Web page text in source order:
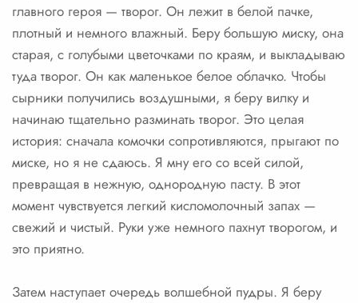
главного героя — творог. Он лежит в белой пачке,
плотный и немного влажный. Беру большую миску, она
старая, с голубыми цветочками по краям, и выкладываю
туда творог. Он как маленькое белое облачко. Чтобы
сырники получились воздушными, я беру вилку и
начинаю тщательно разминать творог. Это целая
история: сначала комочки сопротивляются, прыгают по
миске, но я не сдаюсь. Я мну его со всей силой,
превращая в нежную, однородную пасту. В этот
момент чувствуется легкий кисломолочный запах —
свежий и чистый. Руки уже немного пахнут творогом, и
это приятно.
Затем наступает очередь волшебной пудры. Я беру